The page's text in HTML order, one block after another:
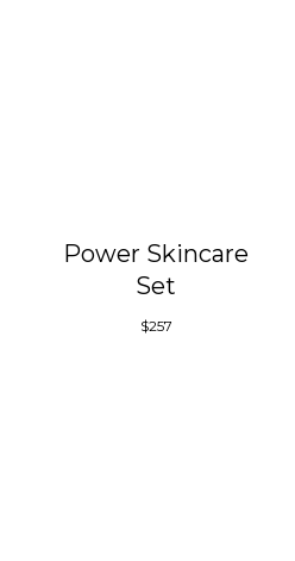
Power Skincare
Set
$257